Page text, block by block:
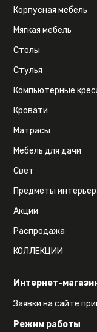
Интернет-
Заявки на сайте
Режим работы
Корпусная мебель
Мягкая мебель
Столы
Стулья
Компьютерные
Кровати
Матрасы
Мебель для дачи
Свет
Предметы
Акции
Распродажа
КОЛЛЕКЦИИ